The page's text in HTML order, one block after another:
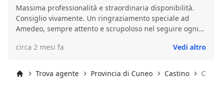
Massima professionalità e straordinaria disponibilità.
Consiglio vivamente. Un ringraziamento speciale ad
Amedeo, sempre attento e scrupoloso nel seguire ogni
circa 2 mesi fa
Vedi altro
Trova agente Provincia di Cuneo Castino